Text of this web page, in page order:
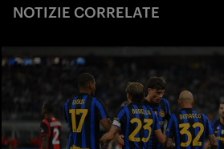
NOTIZIE CORRELATE